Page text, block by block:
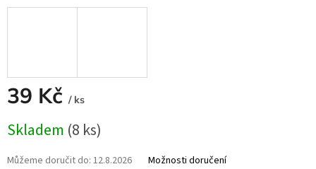
39 Kč / ks
cena:
Skladem (8 ks)
Můžeme doručit do: 12.8.2026 Možnosti doručení